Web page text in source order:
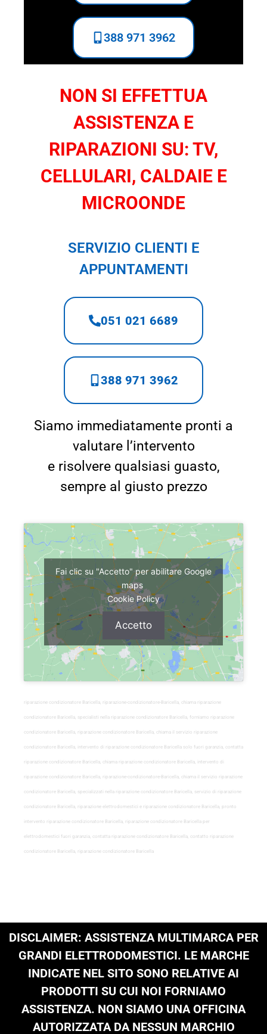
388 971 3962
NON SI EFFETTUA
ASSISTENZA E
RIPARAZIONI SU: TV,
CELLULARI, CALDAIE E
MICROONDE
SERVIZIO CLIENTI E
APPUNTAMENTI
051 021 6689
388 971 3962
Siamo immediatamente pronti a
valutare l’intervento
e risolvere qualsiasi guasto,
sempre al giusto prezzo
Fai clic su "Accetto" per abilitare Google
maps
Cookie Policy
Accetto
riparazione condizionatore Baricella, riparazione-condizionatore-Baricella, chiama riparazione
condizionatore Baricella, specialisti nella riparazione condizionatore Baricella, forniamo riparazione
condizionatore Baricella, riparazione condizionatore Baricella, chiama il servizio riparazione
condizionatore Baricella, intervento di riparazione condizionatore Baricella solo fuori garanzia, contatta
riparazione condizionatore Baricella, chiama riparazione condizionatore Baricella, intervento di
riparazione condizionatore Baricella, riparazione-condizionatore-Baricella, chiama il servizio riparazione
condizionatore Baricella, specializzati nella riparazione condizionatore Baricella, servizio di riparazione
condizionatore Baricella, riparazione elettrodomestici e riparazione condizionatore Baricella, pronto
intervento riparazione condizionatore Baricella, riparazione condizionatore Baricella per
elettrodomestici fuori garanzia, contatta riparazione condizionatore Baricella, contatto riparazione
condizionatore Baricella, riparazione condizionatore Baricella
DISCLAIMER: ASSISTENZA MULTIMARCA PER
GRANDI ELETTRODOMESTICI. LE MARCHE
INDICATE NEL SITO SONO RELATIVE AI
PRODOTTI SU CUI NOI FORNIAMO
ASSISTENZA. NON SIAMO UNA OFFICINA
AUTORIZZATA DA NESSUN MARCHIO